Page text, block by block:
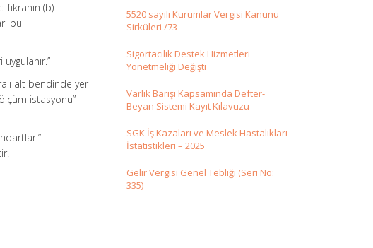
(b)
bu
alt bendinde yer
istasyonu”
5520 sayılı Kurumlar Vergisi Kanunu
Sirküleri /73
Sigortacılık Destek Hizmetleri
Yönetmeliği Değişti
Varlık Barışı Kapsamında Defter-
Beyan Sistemi Kayıt Kılavuzu
SGK İş Kazaları ve Meslek Hastalıkları
İstatistikleri – 2025
Gelir Vergisi Genel Tebliği (Seri No:
335)